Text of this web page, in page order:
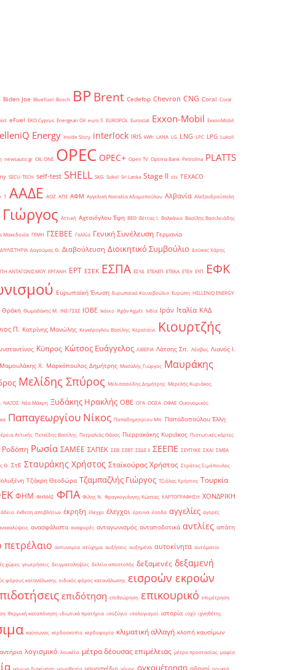
Biden Joe BlueFuel Bosch BPBrent Cedefop Chevron CNG Coral Coral
eFuel EKO Cyprus Energean Oil euro 5 EUROPOL Eurostat Exxon-Mobil ExxonMobil
Energy Inside Story interlock IRIS kWh LANA LG LNG LPC LPG Lukoil
newsauto.gr OIL ONE OPEC OPEC+ Open TV Optima Bank Petrolina PLATTS
SECU-TECH self-test SHELL SKG Sokol Sri Lanka Stage II sts TEXACO
΄1 ΑΑΔΕ ΑΟΖ ΑΠΕ ΑΦΜ Αγγελική Ναταλία Αδαμοπούλου Αλβανία Αλεξανδρούπολη
Αττική Αχτσιόγλου Έφη ΒΕΘ Βέττας Ι. Βαλκάνια Βασίλης Βασιλειάδης
Μακεδονία ΓΕΜΗ ΓΣΕΒΕΕ Γαλλία Γενική Συνέλευση Γερμανία
ΔΙΥΛΙΣΤΗΡΙΑ Δαγούμας Θ. Διαβούλευση Διοικητικό Συμβούλιο Δούκας Χάρης
ΑΝΤΑΓΩΝΙΣΜΟΥ ΕΡΓΑΝΗ ΕΡΤ ΕΣΕΚ ΕΣΠΑ ΕΣΥΔ ΕΤΕΑΕΠ ΕΤΕΚΑ ΕΤΕπ ΕΥΠ ΕΦΚ
Ευρωπαϊκή Ένωση Ευρωπαϊκό Κοινοβούλιο Ευρώπη ΗELLENiQ ENERGY
Θράκη Θωμαδάκης Μ. ΙΝΕ-ΓΣΕΕ ΙΟΒΕ Ικόνιο Ιλχάν Αχμέτ Ινδία Ιράν Ιταλία ΚΑΔ
Π. Κατρίνης Μανώλης Κεγκέρογλου Βασίλης Κερατσίνι
Κιουρτζής
Κύπρος Κώτσος Ευάγγελος ΛΙΒΕΡΙΑ Λάτσης Σπ. Λέσβος Λιανός Ι.
Μαμουλάκης Χ. Μαρκόπουλος Δημήτρης Μασαλής Γιώργος Μαυράκης
Μελίδης Σπύρος Μελισσανίδης Δημήτρης Μερελής Κυριάκος
ΝΑΞΟΣ Νέα Μάκρη Ξυδάκης Ηρακλής ΟΒΕ ΟΓΑ ΟΟΣΑ ΟΦΑΕ Οικονομικός
Παπαγεωργίου Νίκος Παπαδημητρίου Μπ. Παπαδοπούλου Έλλη
Αττικής Πετκίδης Βασίλης Πετραλιάς Θάνος Πιερρακάκης Κυριάκος Πιστωτικές κάρτες
Ροδόπη Ρωσία ΣΑΜΕΕ ΣΑΠΕΚ ΣΕΒ ΣΕΒΤ ΣΕΔΕ ΙΙ ΣΕΕΠΕ ΣΕΥΠΥΚΕ ΣΚΑΙ ΣΜΕΑ
Θ. ΣτΕ Σταυράκης Χρήστος Σταϊκούρας Χρήστος Στράτος Σιμόπουλος
Τζάκρη Θεοδώρα Τζαμπαζλής Γιώργος Τζιόλας Χρήστος Τουρκία
ΦΗΜ ΦΗΜΑΣ ΦΠΑ Φίλης Ν. Φραγκογιάννης Κώστας ΧΑΡΤΟΓΡΑΦΗΣΗ ΧΟΝΔΡΙΚΗ
άδεια έκθεση αποβλήτων έκρηξη έλεγχο έλεγχοι έρευνα έσοδα αγγελίες αγορές
ανασφάλιστα αναφορές ανταγωνισμός ανταποδοτικά αντλίες απάτη
πετρέλαιο αστυνομία ατύχημα αυξήσεις αυξημένα αυτοκίνητα αυτόματοι
χώρες γεωτρήσεις δειγματοληψίες δελτίο αποστολής δεξαμενές δεξαμενή
φόρους κατανάλωσης ειδικός φόρος κατανάλωσης εισροών εκροών
επιδότηση επιθεώρηση επικουρικό επιμέτρηση
θερμική καταπόνηση ιδιωτικά πρατήρια ισοζύγιο ισολογισμοί ιστορία ισχύ ιχνηθέτης
καύσωνας κερδοσκοπία κερδοφορία κλιματική αλλαγή κλοπή καυσίμων
λογισμικό λουκέτο μέτρα δέουσας επιμέλειας μέτρα προστασίας μαφία
νομιμη διακίνηση νομοθεσία νόμος ογκομέτρηση ορυκτά